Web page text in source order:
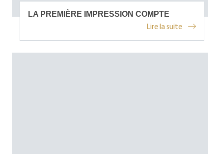
LA PREMIÈRE IMPRESSION COMPTE
Lire la suite